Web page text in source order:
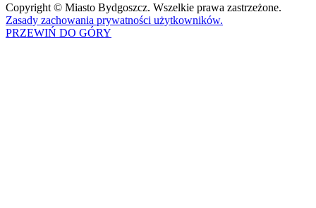
Copyright © Miasto Bydgoszcz. Wszelkie prawa zastrzeżone.
Zasady zachowania prywatności użytkowników.
PRZEWIŃ DO GÓRY